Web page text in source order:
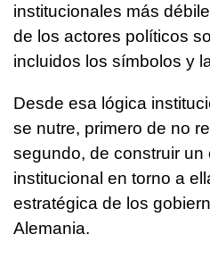
institucionales más
de los actores políticos
incluidos los símbolos y
Desde esa lógica
se nutre, primero de no
segundo, de construir un
institucional en torno a
estratégica de los
Alemania.